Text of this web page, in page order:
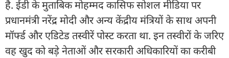
है. ईडी के मुताबिक मोहम्मद कासिफ सोशल मीडिया पर
प्रधानमंत्री नरेंद्र मोदी और अन्य केंद्रीय मंत्रियों के साथ अपनी
मॉर्फ्ड और एडिटेड तस्वीरें पोस्ट करता था. इन तस्वीरों के जरिए
वह खुद को बड़े नेताओं और सरकारी अधिकारियों का करीबी